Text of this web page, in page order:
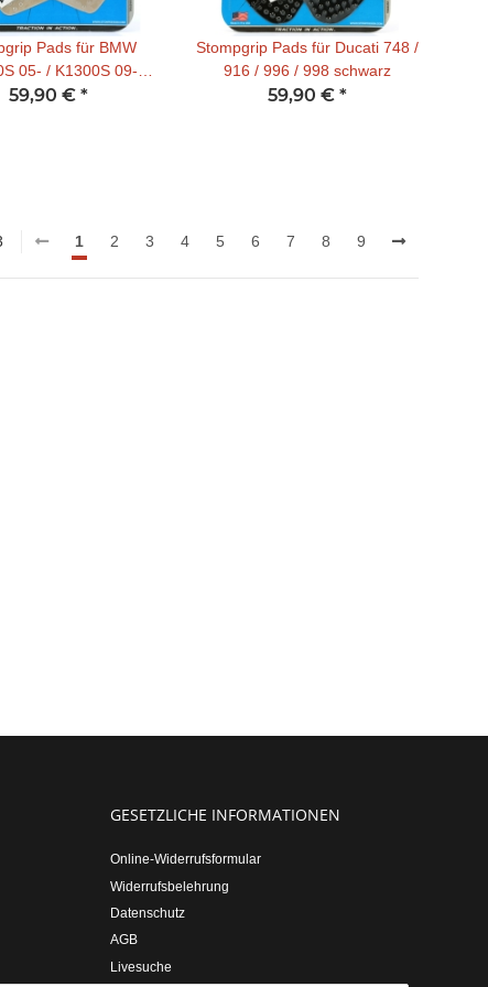
Pads für BMW
05- / K1300S 09-
transparent
59,90 €*
Stompgrip Pads für Ducati 748 /
916 / 996 / 998 schwarz
59,90 € *
1 2 3 4 5 6 7 8 9
GESETZLICHE INFORMATIONEN
Online-Widerrufsformular
Widerrufsbelehrung
Datenschutz
AGB
Livesuche